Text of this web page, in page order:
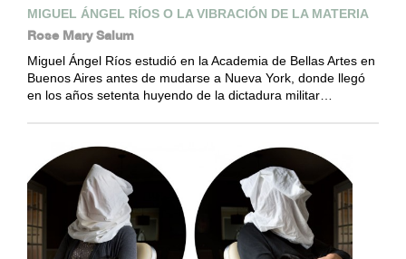
MIGUEL ÁNGEL RÍOS O LA VIBRACIÓN DE LA MATERIA
Rose Mary Salum
Miguel Ángel Ríos estudió en la Academia de Bellas Artes en
Buenos Aires antes de mudarse a Nueva York, donde llegó
en los años setenta huyendo de la dictadura militar…